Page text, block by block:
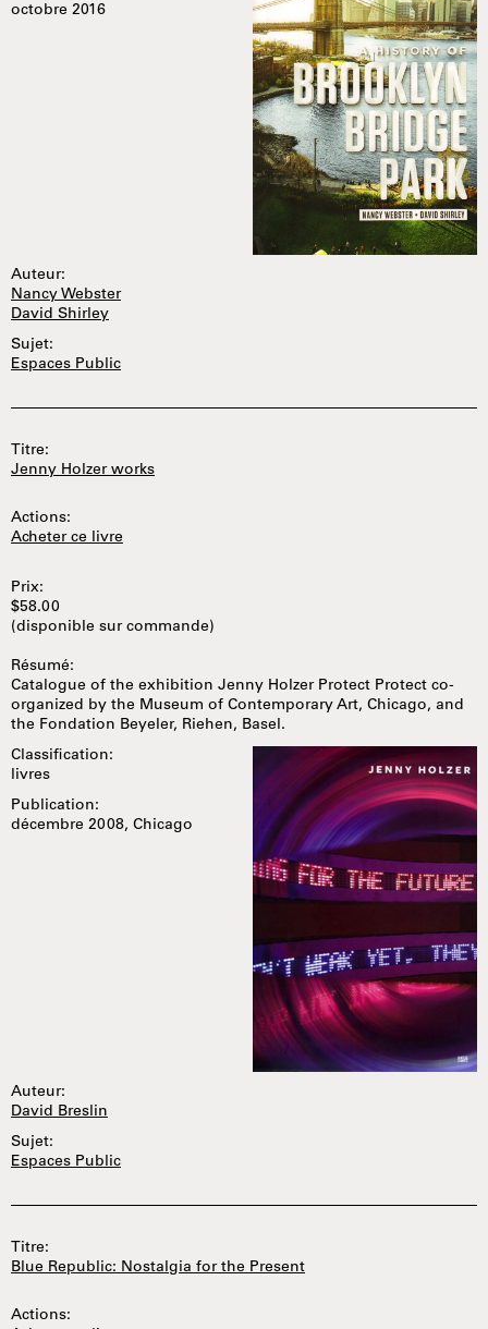
octobre 2016
Auteur:
Nancy Webster
David Shirley
Sujet:
Espaces Public
Titre:
Jenny Holzer works
Actions:
Acheter ce livre
Prix:
$58.00
(disponible sur commande)
Résumé:
Catalogue of the exhibition Jenny Holzer Protect Protect co-
organized by the Museum of Contemporary Art, Chicago, and
the Fondation Beyeler, Riehen, Basel.
Classification:
livres
Publication:
décembre 2008, Chicago
Auteur:
David Breslin
Sujet:
Espaces Public
Titre:
Blue Republic: Nostalgia for the Present
Actions: